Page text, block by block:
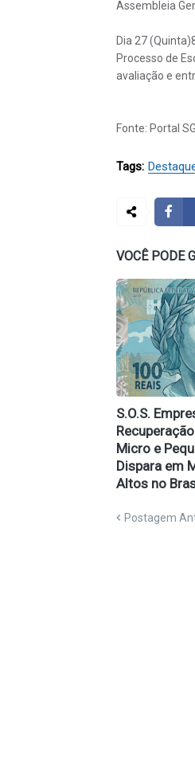
Assembleia
Dia 27
Processo de
avaliação e
Fonte: Portal
Tags:
VOCÊ PODE
S.O.S.
Micro e
Dispara em
Altos no
Postagem